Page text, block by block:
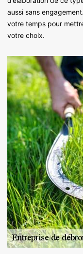
aussi sans
votre temps pour
votre choix.